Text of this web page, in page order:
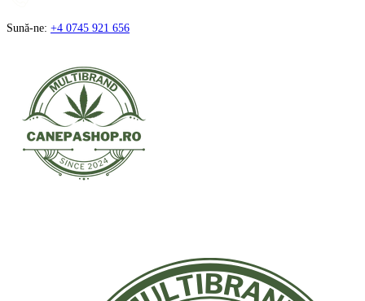
Sună-ne: +4 0745 921 656